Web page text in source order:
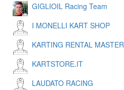
GIGLIOIL Racing Team
I MONELLI KART SHOP
KARTING RENTAL MASTER
KARTSTORE.IT
LAUDATO RACING